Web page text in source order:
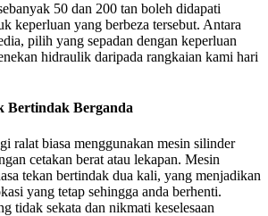
50 dan 200 tan boleh didapati
keperluan yang berbeza tersebut. Antara
pilih yang sepadan dengan keperluan
hidraulik daripada rangkaian kami hari
Bertindak Berganda
ralat biasa menggunakan mesin silinder
cetakan berat atau lekapan. Mesin
tekan bertindak dua kali, yang menjadikan
yang tetap sehingga anda berhenti.
tidak sekata dan nikmati keselesaan